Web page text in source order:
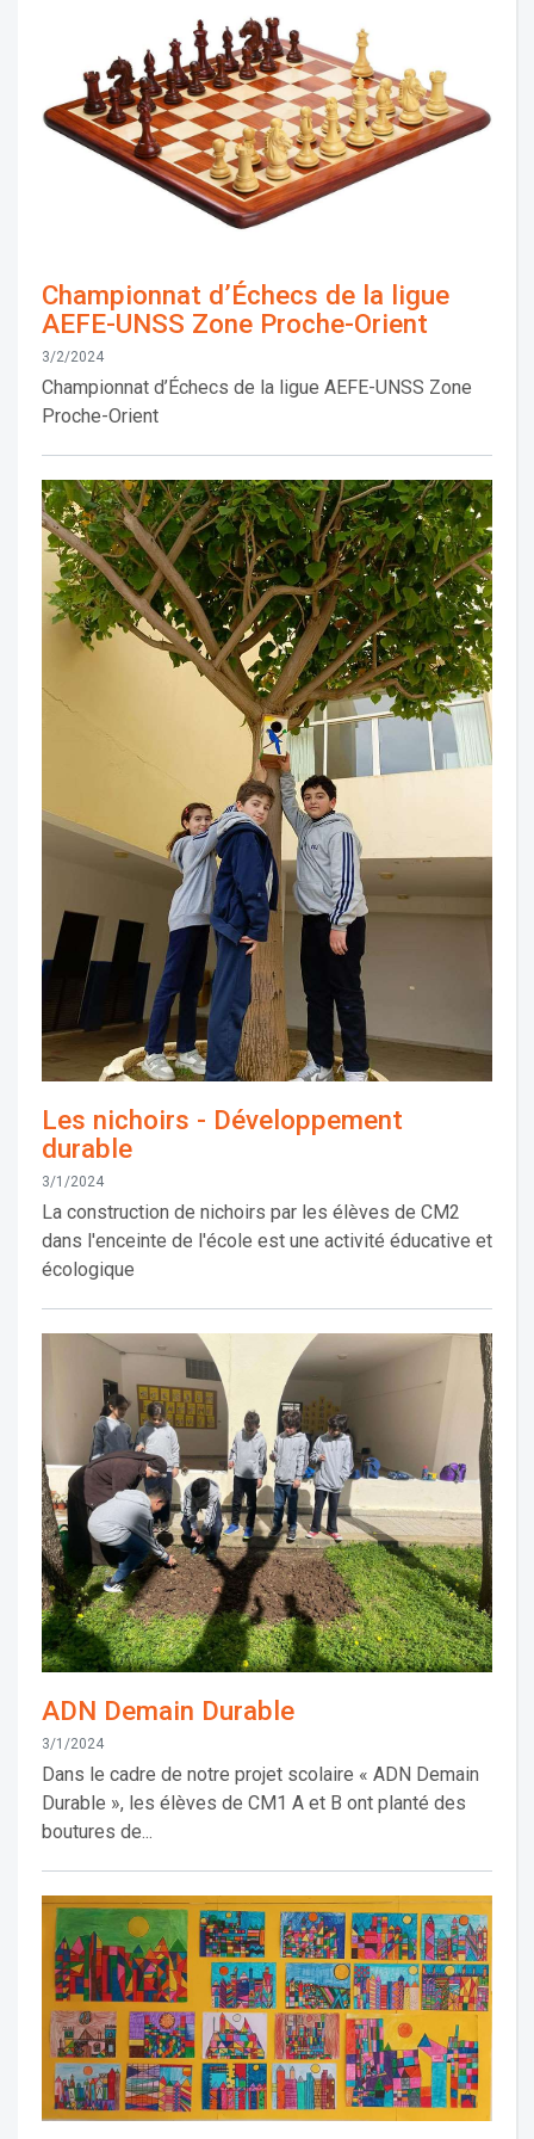
Championnat d’Échecs de la ligue
AEFE-UNSS Zone Proche-Orient
3/2/2024
Championnat d’Échecs de la ligue AEFE-UNSS Zone
Proche-Orient
Les nichoirs - Développement
durable
3/1/2024
La construction de nichoirs par les élèves de CM2
dans l'enceinte de l'école est une activité éducative et
écologique
ADN Demain Durable
3/1/2024
Dans le cadre de notre projet scolaire « ADN Demain
Durable », les élèves de CM1 A et B ont planté des
boutures de...